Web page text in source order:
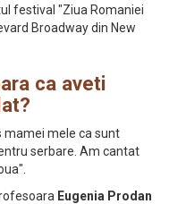
festival "Ziua Romaniei
Broadway din New
ca aveti
mamei mele ca sunt
serbare. Am cantat
Eugenia Prodan